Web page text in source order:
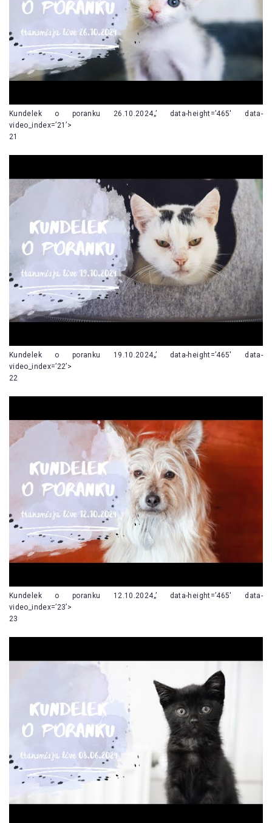
Kundelek o poranku 26.10.2024„’ data-height=’465′ data-
video_index=’21’>
21
Kundelek o poranku 19.10.2024„’ data-height=’465′ data-
video_index=’22’>
22
Kundelek o poranku 12.10.2024„’ data-height=’465′ data-
video_index=’23’>
23